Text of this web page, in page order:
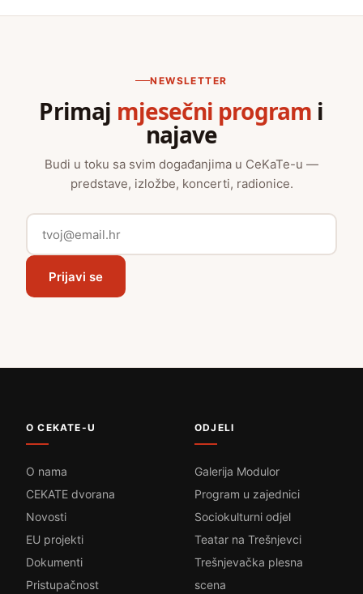
NEWSLETTER
Primaj mjesečni program i
najave
Budi u toku sa svim događanjima u CeKaTe-u —
predstave, izložbe, koncerti, radionice.
Prijavi se
O CEKATE-U
O nama
CEKATE dvorana
Novosti
EU projekti
Dokumenti
Pristupačnost
ODJELI
Galerija Modulor
Program u zajednici
Sociokulturni odjel
Teatar na Trešnjevci
Trešnjevačka plesna
scena